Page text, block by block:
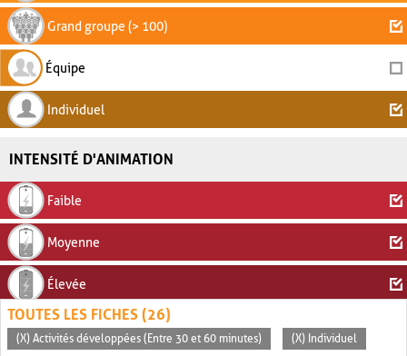
Grand groupe (> 100)
Équipe
Individuel
INTENSITÉ D'ANIMATION
Faible
Moyenne
Élevée
TOUTES LES FICHES (26)
(X) Activités développées (Entre 30 et 60 minutes) (X) Individuel